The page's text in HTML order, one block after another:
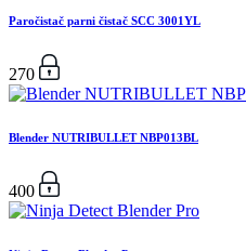
Paročistač parni čistač SCC 3001YL
270
Blender NUTRIBULLET NBP013BL
400